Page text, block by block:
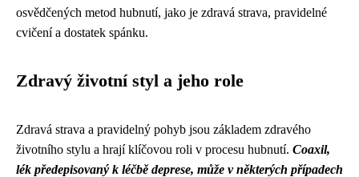
osvědčených metod hubnutí, jako je zdravá strava, pravidelné
cvičení a dostatek spánku.
Zdravý životní styl a jeho role
Zdravá strava a pravidelný pohyb jsou základem zdravého
životního stylu a hrají klíčovou roli v procesu hubnutí. Coaxil,
lék předepisovaný k léčbě deprese, může v některých případech